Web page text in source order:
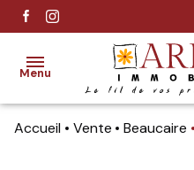
Menu
Accueil Vente Beaucaire